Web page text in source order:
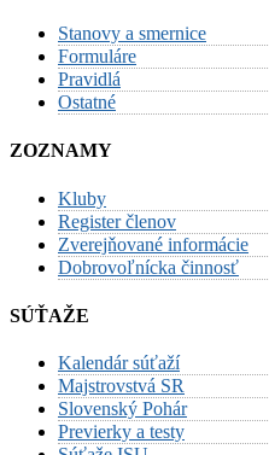
Stanovy a smernice
Formuláre
Pravidlá
Ostatné
ZOZNAMY
Kluby
Register členov
Zverejňované informácie
Dobrovoľnícka činnosť
SÚŤAŽE
Kalendár súťaží
Majstrovstvá SR
Slovenský Pohár
Previerky a testy